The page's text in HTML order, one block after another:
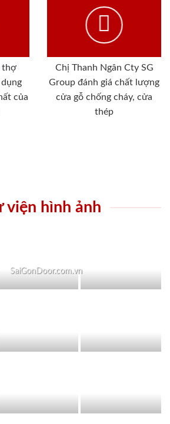
thợ
của
Chị Thanh Ngân Cty SG
Group đánh giá chất lượng
cửa gỗ chống cháy, cửa
thép
viện hình ảnh
SaiGonDoor.com.vn